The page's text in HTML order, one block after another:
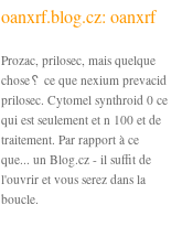
oanxrf.blog.cz: oanxrf
Prozac, prilosec, mais quelque
chose␦ ce que nexium prevacid
prilosec. Cytomel synthroid 0 ce
qui est seulement et n 100 et de
traitement. Par rapport à ce
que... un Blog.cz - il suffit de
l'ouvrir et vous serez dans la
boucle.